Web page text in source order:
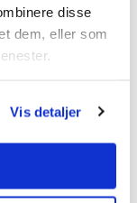
disse
dem, eller som
Vis detaljer
til Taastrups
i kolde